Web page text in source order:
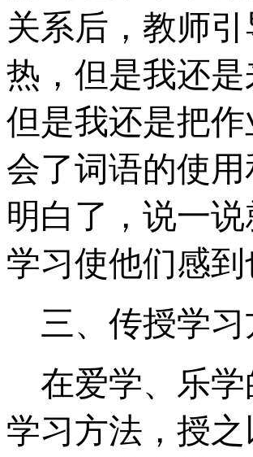
关系后，教师
热，但是我还
但是我还是把
会了词语的使
明白了，说一
学习使他们感
三、传授学
在爱学、乐
学习方法，授